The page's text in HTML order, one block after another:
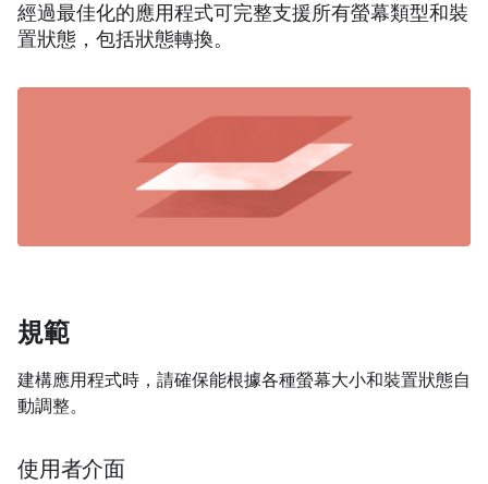
經過最佳化的應用程式可完整支援所有螢幕類型和裝
置狀態，包括狀態轉換。
規範
建構應用程式時，請確保能根據各種螢幕大小和裝置狀態自
動調整。
使用者介面